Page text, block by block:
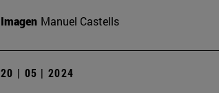
Imagen Manuel Castells
20 | 05 | 2024